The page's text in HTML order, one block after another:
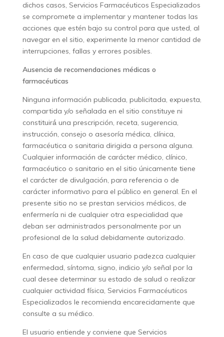
dichos casos, Servicios Farmacéuticos Especializados
se compromete a implementar y mantener todas las
acciones que estén bajo su control para que usted, al
navegar en el sitio, experimente la menor cantidad de
interrupciones, fallas y errores posibles.
Ausencia de recomendaciones médicas o
farmacéuticas
Ninguna información publicada, publicitada, expuesta,
compartida y/o señalada en el sitio constituye ni
constituirá́ una prescripción, receta, sugerencia,
instrucción, consejo o asesoría médica, clínica,
farmacéutica o sanitaria dirigida a persona alguna.
Cualquier información de carácter médico, clínico,
farmacéutico o sanitario en el sitio únicamente tiene
el carácter de divulgación, para referencia o de
carácter informativo para el público en general. En el
presente sitio no se prestan servicios médicos, de
enfermería ni de cualquier otra especialidad que
deban ser administrados personalmente por un
profesional de la salud debidamente autorizado.
En caso de que cualquier usuario padezca cualquier
enfermedad, síntoma, signo, indicio y/o señal por la
cual desee determinar su estado de salud o realizar
cualquier actividad física, Servicios Farmacéuticos
Especializados le recomienda encarecidamente que
consulte a su médico.
El usuario entiende y conviene que Servicios